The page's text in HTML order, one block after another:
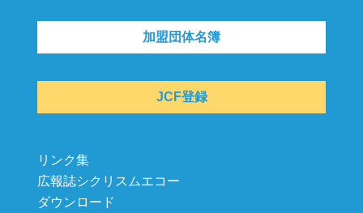
加盟団体名簿
JCF登録
リンク集
広報誌シクリスムエコー
ダウンロード